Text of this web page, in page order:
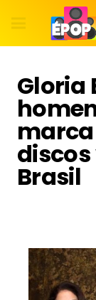
Gloria
marca
Brasil